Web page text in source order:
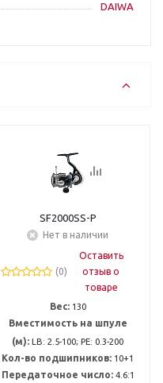
DAIWA
SF2000SS-P
Нет в наличии
(0)
Оставить
отзыв о
товаре
Вес: 130
Вместимость на шпуле
(м): LB: 2.5-100; PE: 0.3-200
Кол-во подшипников: 10+1
Передаточное число: 4.6:1